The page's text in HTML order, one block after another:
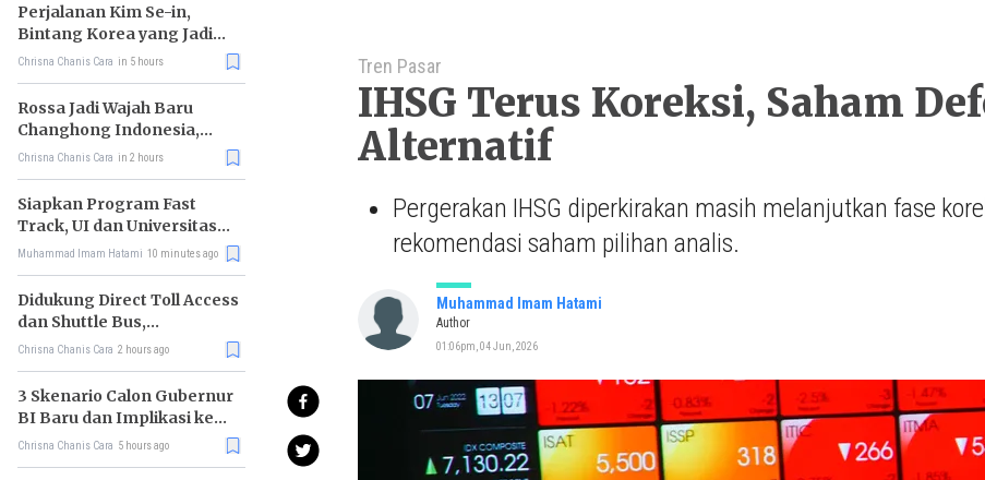
Perjalanan Kim Se-in,
Bintang Korea yang Jadi
Kurir Makanan
Chrisna Chanis Cara in 5 hours
Rossa Jadi Wajah Baru
Changhong Indonesia,
Garansi Produk Kini
Chrisna Chanis Cara in 2 hours
Siapkan Program Fast
Track, UI dan Universitas
Agung Podomoro Jalin
Muhammad Imam Hatami 10 minutes ago
Didukung Direct Toll Access
dan Shuttle Bus,
Paramount Petals Kian
Chrisna Chanis Cara 2 hours ago
3 Skenario Calon Gubernur
BI Baru dan Implikasi ke
Pasar
Chrisna Chanis Cara 5 hours ago
Tren Pasar
IHSG Terus Koreksi, Saham
Alternatif
Pergerakan IHSG diperkirakan masih melanjutkan fase
rekomendasi saham pilihan analis.
Muhammad Imam Hatami
Author
01:06pm, 04 Jun, 2026